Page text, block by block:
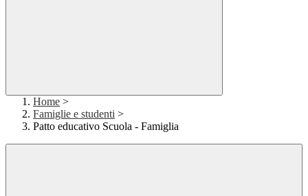
Home >
Famiglie e studenti >
Patto educativo Scuola - Famiglia